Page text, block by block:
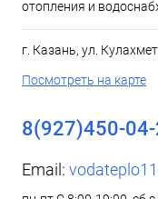
отопления и
г. Казань, ул.
Посмотреть на карте
8(927)450-
Email: